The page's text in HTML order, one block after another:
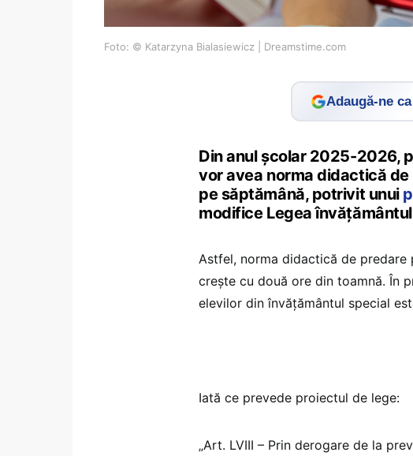
Foto: © Katarzyna Bialasiewicz | Dreamstime.com
Adaugă-ne
Din anul școlar 2025-2026,
vor avea norma didactică
pe săptămână, potrivit unui
modifice Legea
Astfel, norma didactică de
crește cu două ore din toamnă. În
elevilor din învățământul special
Iată ce prevede proiectul de lege:
„Art. LVIII – Prin derogare de la